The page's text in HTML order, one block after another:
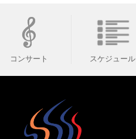
コンサート スケジュール